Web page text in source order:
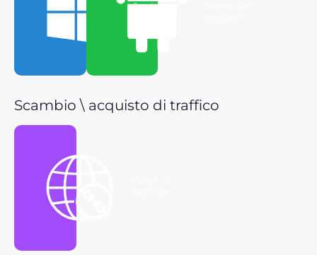
Scarica per
Scambio \ acquisto di traffico